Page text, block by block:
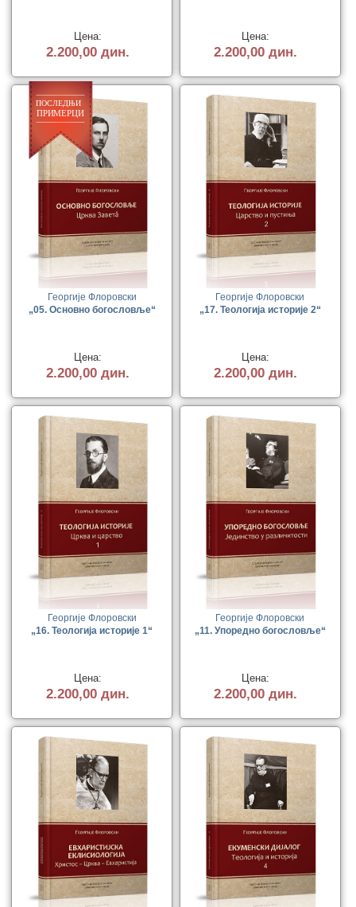
Цена:
2.200,00 дин.
Цена:
2.200,00 дин.
Георгије Флоровски
„05. Основно богословље“
Цена:
2.200,00 дин.
Георгије Флоровски
„17. Теологија историје 2“
Цена:
2.200,00 дин.
Георгије Флоровски
„16. Теологија историје 1“
Цена:
2.200,00 дин.
Георгије Флоровски
„11. Упоредно богословље“
Цена:
2.200,00 дин.